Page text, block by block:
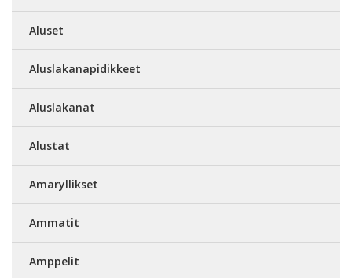
Aluset
Aluslakanapidikkeet
Aluslakanat
Alustat
Amaryllikset
Ammatit
Amppelit